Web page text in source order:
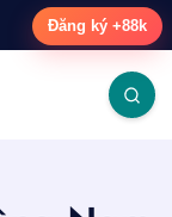
Đăng ký +88k